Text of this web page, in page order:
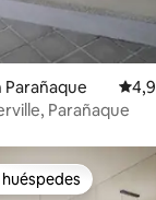
Parañaque